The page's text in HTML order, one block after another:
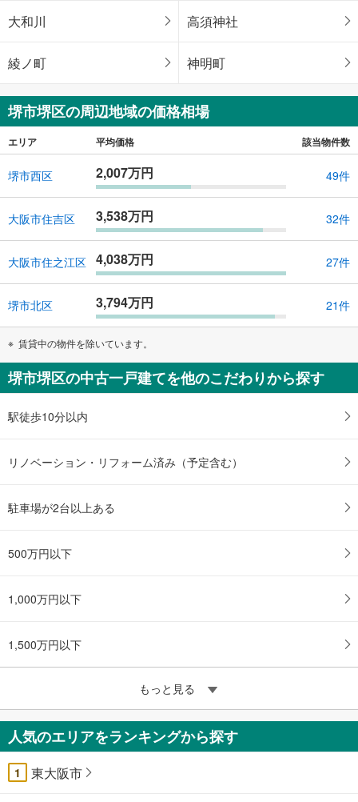
大和川 高須神社
綾ノ町 神明町
堺市堺区の周辺地域の価格相場
エリア 平均価格 該当物件数
堺市西区 2,007万円 49件
大阪市住吉区 3,538万円 32件
大阪市住之江区 4,038万円 27件
堺市北区 3,794万円 21件
賃貸中の物件を除いています。
堺市堺区の中古一戸建てを他のこだわりから探す
駅徒歩10分以内
リノベーション・リフォーム済み（予定含む）
駐車場が2台以上ある
500万円以下
1,000万円以下
1,500万円以下
もっと見る
人気のエリアをランキングから探す
1 東大阪市